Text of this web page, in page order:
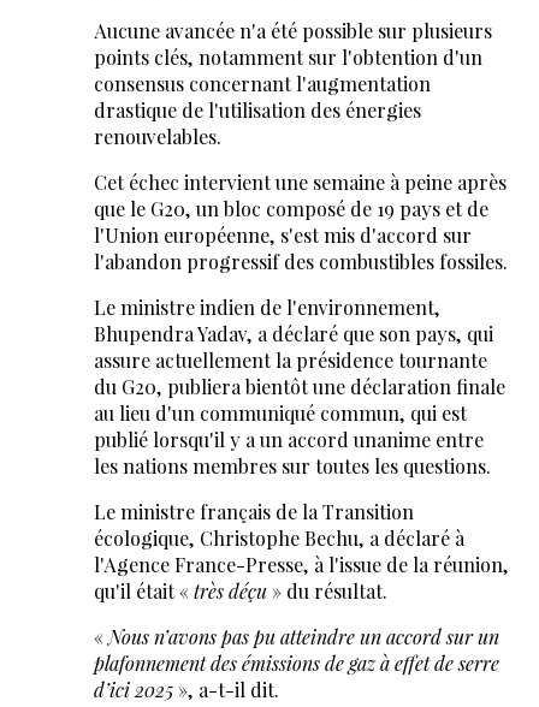
Aucune avancée n'a été possible sur plusieurs
points clés, notamment sur l'obtention d'un
consensus concernant l'augmentation
drastique de l'utilisation des énergies
renouvelables.
Cet échec intervient une semaine à peine après
que le G20, un bloc composé de 19 pays et de
l'Union européenne, s'est mis d'accord sur
l'abandon progressif des combustibles fossiles.
Le ministre indien de l'environnement,
Bhupendra Yadav, a déclaré que son pays, qui
assure actuellement la présidence tournante
du G20, publiera bientôt une déclaration finale
au lieu d'un communiqué commun, qui est
publié lorsqu'il y a un accord unanime entre
les nations membres sur toutes les questions.
Le ministre français de la Transition
écologique, Christophe Bechu, a déclaré à
l'Agence France-Presse, à l'issue de la réunion,
qu'il était «très déçu» du résultat.
«Nous n’avons pas pu atteindre un accord sur un
plafonnement des émissions de gaz à effet de serre
d’ici 2025», a-t-il dit.